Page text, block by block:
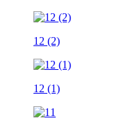
12 (2)
12 (1)